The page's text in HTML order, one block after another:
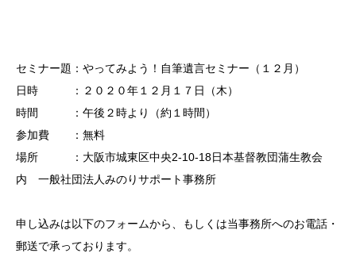
セミナー題：やってみよう！自筆遺言セミナー（１２月）
日時 ：２０２０年１２月１７日（木）
時間 ：午後２時より（約１時間）
参加費 ：無料
場所 ：大阪市城東区中央2-10-18日本基督教団蒲生教会
内 一般社団法人みのりサポート事務所
申し込みは以下のフォームから、もしくは当事務所へのお電話・
郵送で承っております。